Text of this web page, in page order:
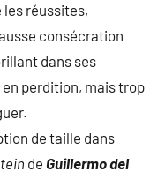
réussites,
consécration
dans ses
en perdition, mais trop
de taille dans
de Guillermo del